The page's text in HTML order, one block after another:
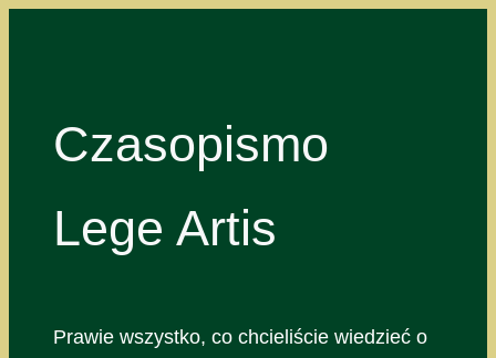
Czasopismo
Lege Artis
Prawie wszystko, co chcieliście wiedzieć o